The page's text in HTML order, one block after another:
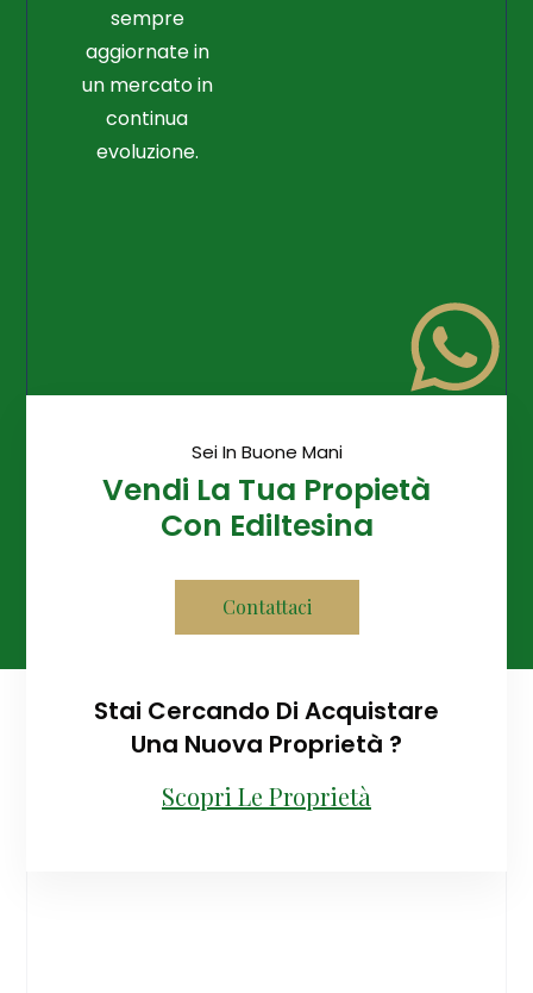
sempre
aggiornate in
un mercato in
continua
evoluzione.
Sei In Buone Mani
Vendi La Tua Propietà
Con Ediltesina
Contattaci
Stai Cercando Di Acquistare
Una Nuova Proprietà ?
Scopri Le Proprietà